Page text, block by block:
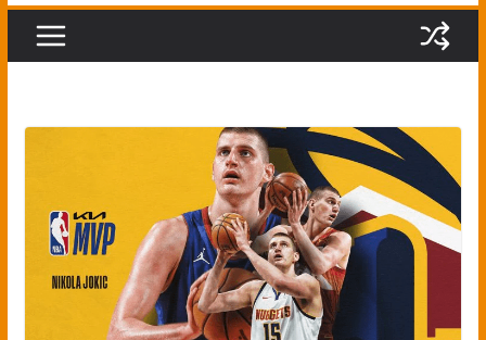
Rudy Gobert, deuxième Français élu